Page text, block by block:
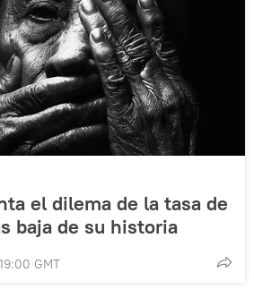
el dilema de la tasa de
baja de su historia
GMT